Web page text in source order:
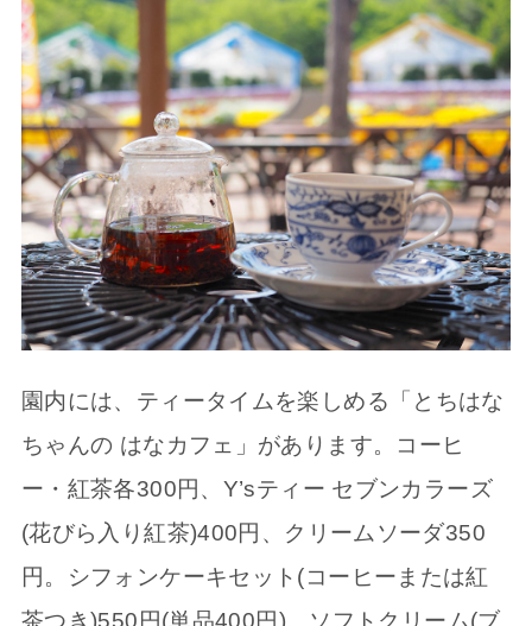
園内には、ティータイムを楽しめる「とちはな
ちゃんの はなカフェ」があります。コーヒ
ー・紅茶各300円、Y’sティー セブンカラーズ
(花びら入り紅茶)400円、クリームソーダ350
円。シフォンケーキセット(コーヒーまたは紅
茶つき)550円(単品400円)、ソフトクリーム(ブ